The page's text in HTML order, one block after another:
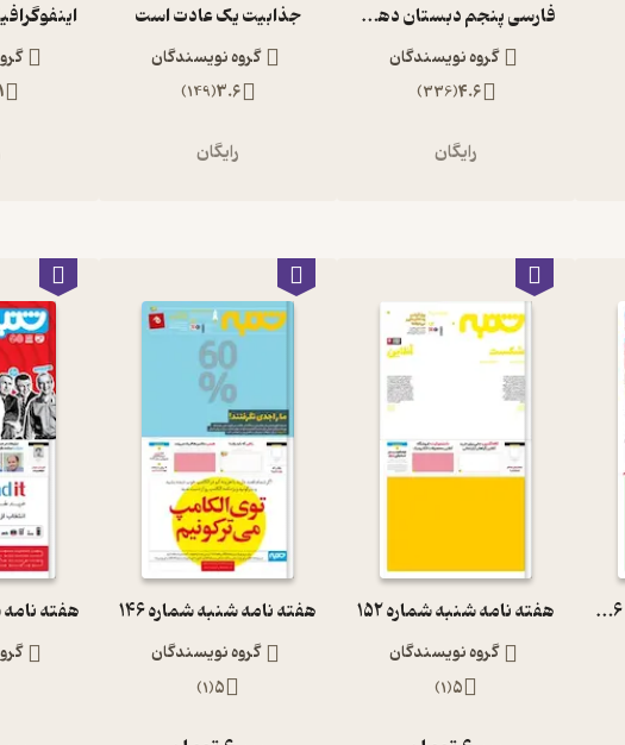
فارسی پنجم دبستان دهه 60
گروه نویسندگان
4.6
(
336
)
رایگان
جذابیت یک عادت است
گروه نویسندگان
3.6
(
149
)
رایگان
هفته نامه شنبه شماره 226 هفته نامه شنبه شماره 152
گروه نویسندگان
5
(
1
)
هفته نامه شنبه شماره 146
گروه نویسندگان
5
(
1
)
هفته نامه